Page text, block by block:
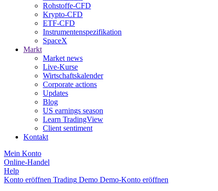
Rohstoffe-CFD
Krypto-CFD
ETF-CFD
Instrumentenspezifikation
SpaceX
Markt
Market news
Live-Kurse
Wirtschaftskalender
Corporate actions
Updates
Blog
US earnings season
Learn TradingView
Client sentiment
Kontakt
Mein Konto
Online-Handel
Help
Konto eröffnen Trading Demo Demo-Konto eröffnen